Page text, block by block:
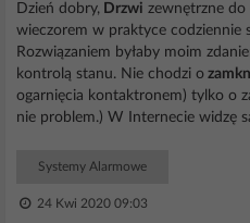
Dzień dobry, Drzwi zewnętrzne do
wieczorem w praktyce codziennie
Rozwiązaniem byłaby moim
kontrolą stanu. Nie chodzi o
ogarnięcia kontaktronem) tylko o
nie problem.) W Internecie widzę
Systemy Alarmowe
24 Kwi 2020 09:03